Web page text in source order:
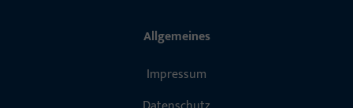
Allgemeines
Impressum